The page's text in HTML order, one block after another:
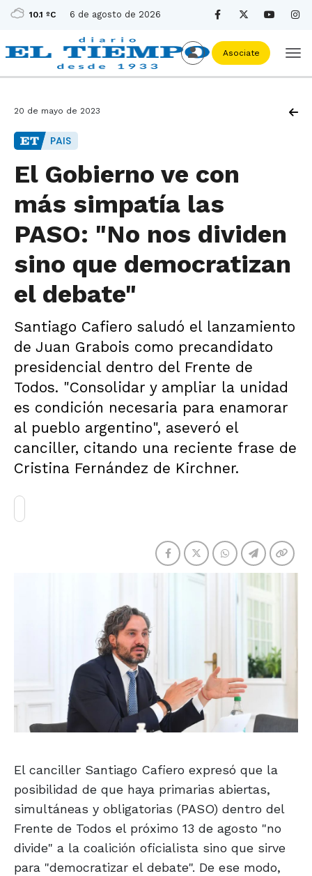
10.1 ºC 6 de agosto de 2026
Asociate
20 de mayo de 2023
PAIS
El Gobierno ve con
más simpatía las
PASO: "No nos dividen
sino que democratizan
el debate"
Santiago Cafiero saludó el lanzamiento
de Juan Grabois como precandidato
presidencial dentro del Frente de
Todos. "Consolidar y ampliar la unidad
es condición necesaria para enamorar
al pueblo argentino", aseveró el
canciller, citando una reciente frase de
Cristina Fernández de Kirchner.
El canciller Santiago Cafiero expresó que la
posibilidad de que haya primarias abiertas,
simultáneas y obligatorias (PASO) dentro del
Frente de Todos el próximo 13 de agosto "no
divide" a la coalición oficialista sino que sirve
para "democratizar el debate". De ese modo,